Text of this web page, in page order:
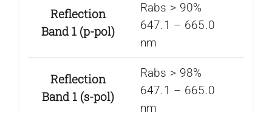
Reflection
Band 1 (p-pol)
Rabs > 90%
647.1 – 665.0
nm
Reflection
Band 1 (s-pol)
Rabs > 98%
647.1 – 665.0
nm